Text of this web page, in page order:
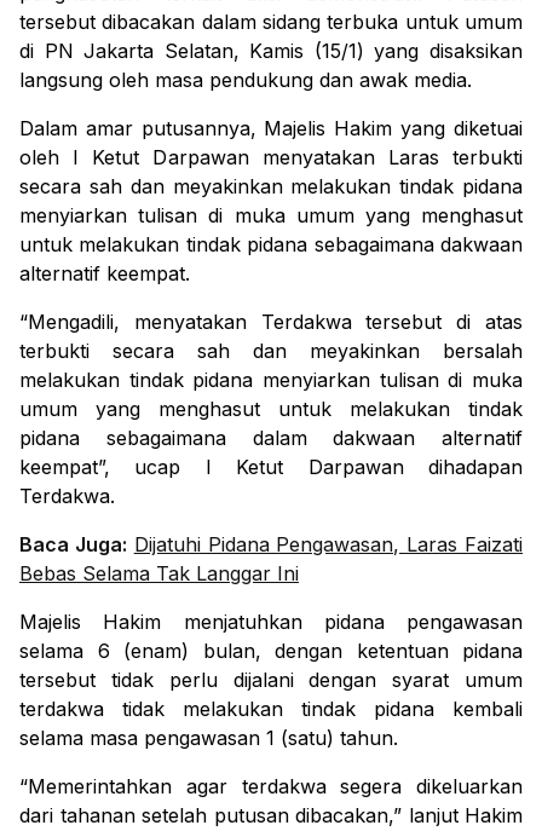
tersebut dibacakan dalam sidang terbuka untuk umum
di PN Jakarta Selatan, Kamis (15/1) yang disaksikan
langsung oleh masa pendukung dan awak media.
Dalam amar putusannya, Majelis Hakim yang diketuai
oleh I Ketut Darpawan menyatakan Laras terbukti
secara sah dan meyakinkan melakukan tindak pidana
menyiarkan tulisan di muka umum yang menghasut
untuk melakukan tindak pidana sebagaimana dakwaan
alternatif keempat.
“Mengadili, menyatakan Terdakwa tersebut di atas
terbukti secara sah dan meyakinkan bersalah
melakukan tindak pidana menyiarkan tulisan di muka
umum yang menghasut untuk melakukan tindak
pidana sebagaimana dalam dakwaan alternatif
keempat”, ucap I Ketut Darpawan dihadapan
Terdakwa.
Baca Juga: Dijatuhi Pidana Pengawasan, Laras Faizati
Bebas Selama Tak Langgar Ini
Majelis Hakim menjatuhkan pidana pengawasan
selama 6 (enam) bulan, dengan ketentuan pidana
tersebut tidak perlu dijalani dengan syarat umum
terdakwa tidak melakukan tindak pidana kembali
selama masa pengawasan 1 (satu) tahun.
“Memerintahkan agar terdakwa segera dikeluarkan
dari tahanan setelah putusan dibacakan,” lanjut Hakim